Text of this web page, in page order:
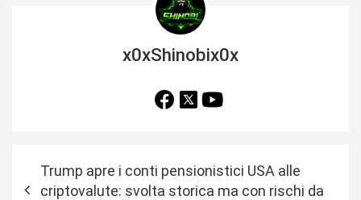
x0xShinobix0x
Trump apre i conti pensionistici USA alle
criptovalute: svolta storica ma con rischi da